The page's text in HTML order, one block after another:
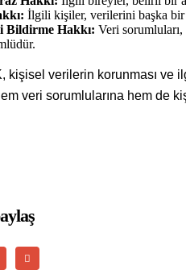
İlgili kişiler, verilerini başka bir
Bildirme Hakkı: Veri
kişisel verilerin korunması ve
veri sorumlularına hem de